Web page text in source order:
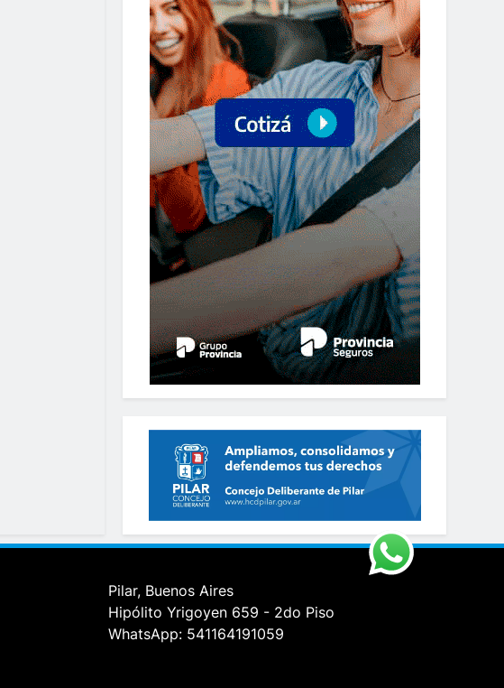
Pilar, Buenos Aires
Hipólito Yrigoyen 659 - 2do Piso
WhatsApp: 541164191059